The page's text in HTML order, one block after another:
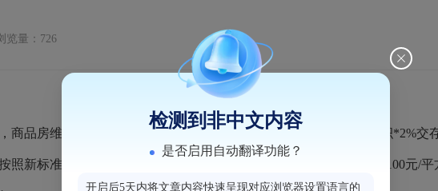
览量：726
商品房维修资金按照购房总额的2%交存；拆迁房按照项目均价*面积*2%交存
照新标准, 即带电梯的商品房为150元/平方米；不带电梯的商品房为100元/
检测到非中文内容
是否启用自动翻译功能？
开启后5天内将文章内容快速呈现对应浏览器设置语言的